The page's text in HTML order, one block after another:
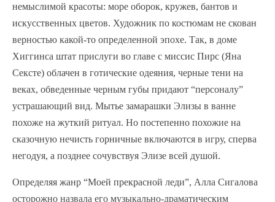
немыслимой красоты: море оборок, кружев, бантов и
искусственных цветов. Художник по костюмам не скован
верностью какой-то определенной эпохе. Так, в доме
Хиггинса штат прислуги во главе с миссис Пирс (Яна
Сексте) облачен в готические одеяния, черные тени на
веках, обведенные черным губы придают “персоналу”
устрашающий вид. Мытье замарашки Элизы в ванне
похоже на жуткий ритуал. Но постепенно похожие на
сказочную нечисть горничные включаются в игру, сперва
негодуя, а позднее сочувствуя Элизе всей душой.
Определяя жанр “Моей прекрасной леди”, Алла Сигалова
осторожно назвала его музыкально-драматическим